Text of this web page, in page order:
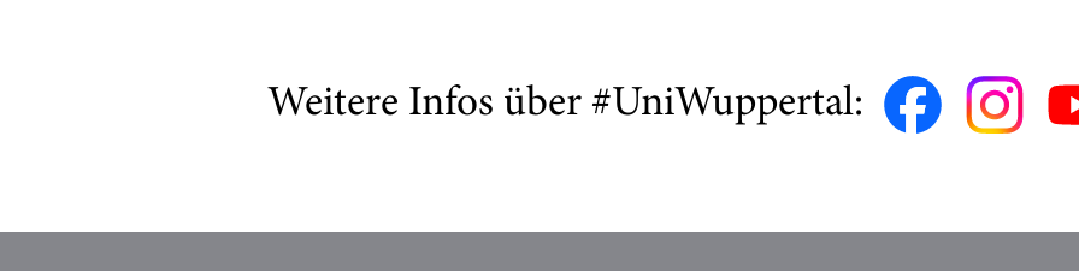
Weitere Infos über #UniWuppertal: